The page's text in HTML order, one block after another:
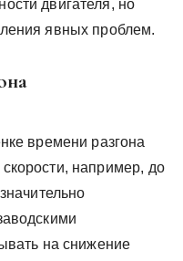
двигателя, но
явных проблем.
времени разгона
например, до
на снижение